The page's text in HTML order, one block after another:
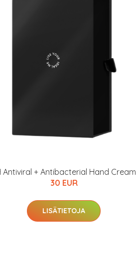
Antiviral + Antibacterial Hand Cream
30 EUR
LISÄTIETOJA